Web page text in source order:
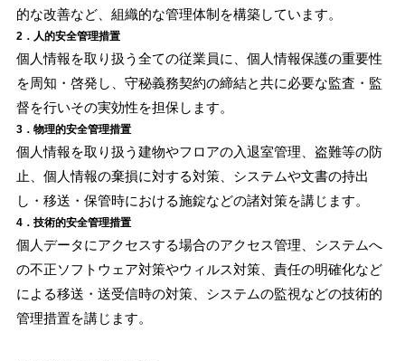
的な改善など、組織的な管理体制を構築しています。
2．人的安全管理措置
個人情報を取り扱う全ての従業員に、個人情報保護の重要性
を周知・啓発し、守秘義務契約の締結と共に必要な監査・監
督を行いその実効性を担保します。
3．物理的安全管理措置
個人情報を取り扱う建物やフロアの入退室管理、盗難等の防
止、個人情報の棄損に対する対策、システムや文書の持出
し・移送・保管時における施錠などの諸対策を講じます。
4．技術的安全管理措置
個人データにアクセスする場合のアクセス管理、システムへ
の不正ソフトウェア対策やウィルス対策、責任の明確化など
による移送・送受信時の対策、システムの監視などの技術的
管理措置を講じます。